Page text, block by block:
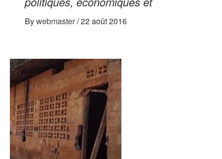
Bywebmaster/22 août 2016